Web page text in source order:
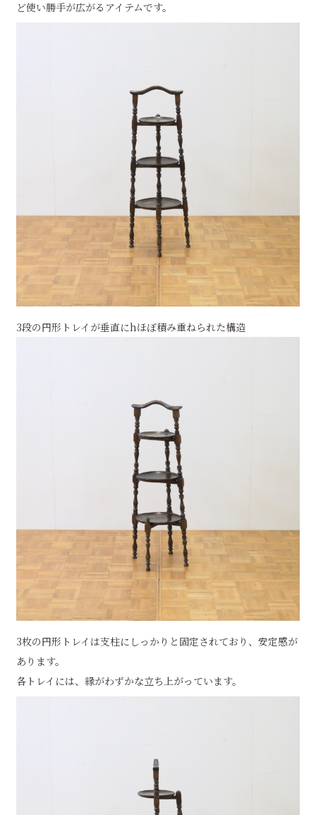
ど使い勝手が広がるアイテムです。
3段の円形トレイが垂直にhほぼ積み重ねられた構造
3枚の円形トレイは支柱にしっかりと固定されており、安定感が
あります。
各トレイには、縁がわずかな立ち上がっています。